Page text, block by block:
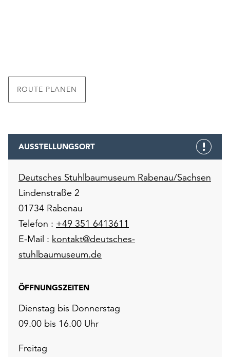
ROUTE PLANEN
AUSSTELLUNGSORT
Deutsches Stuhlbaumuseum Rabenau/Sachsen
Lindenstraße 2
01734 Rabenau
Telefon : +49 351 6413611
E-Mail : kontakt@deutsches-
stuhlbaumuseum.de
ÖFFNUNGSZEITEN
Dienstag bis Donnerstag
09.00 bis 16.00 Uhr
Freitag